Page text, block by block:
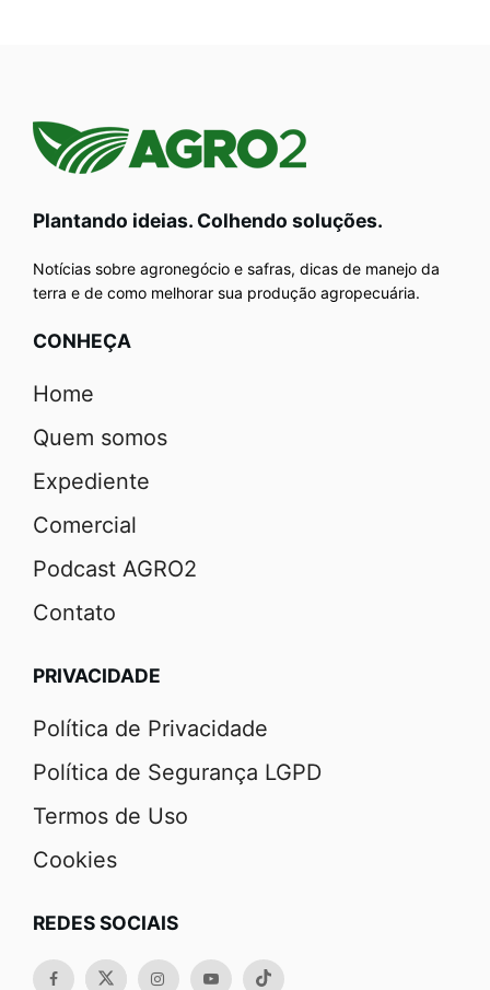
Plantando ideias. Colhendo soluções.
Notícias sobre agronegócio e safras, dicas de manejo da
terra e de como melhorar sua produção agropecuária.
CONHEÇA
Home
Quem somos
Expediente
Comercial
Podcast AGRO2
Contato
PRIVACIDADE
Política de Privacidade
Política de Segurança LGPD
Termos de Uso
Cookies
REDES SOCIAIS